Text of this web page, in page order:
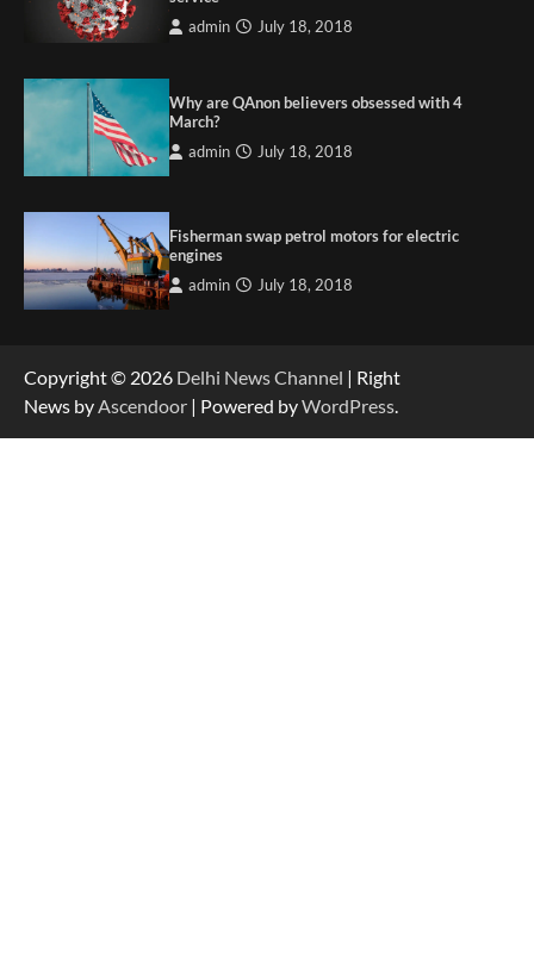
admin July 18, 2018
Why are QAnon believers obsessed with 4
March?
admin July 18, 2018
Fisherman swap petrol motors for electric
engines
admin July 18, 2018
Copyright © 2026 Delhi News Channel | Right
News by Ascendoor | Powered byWordPress